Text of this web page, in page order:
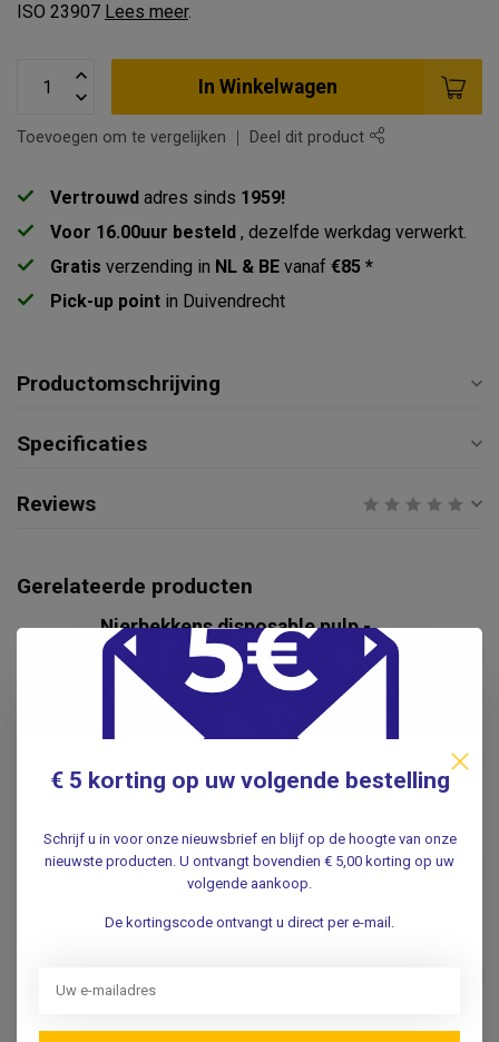
ISO 23907 Lees meer.
In Winkelwagen
Toevoegen om te vergelijken Deel dit product
Vertrouwd adres sinds 1959!
Voor 16.00uur besteld , dezelfde werkdag verwerkt.
Gratis verzending in NL & BE vanaf €85 *
Pick-up point in Duivendrecht
Productomschrijving
Specificaties
Reviews
Gerelateerde producten
Nierbekkens disposable pulp -
50 stuks
€8,95
Alcoholdoekjes - Basic -
.
€3,75
€2,95
Alcoholdoekjes - Soft Zellin -
60x30mm - 100st.
€3,75
.
€ 5 korting op uw volgende bestelling
Schrijf u in voor onze nieuwsbrief en blijf op de hoogte van onze
nieuwste producten. U ontvangt bovendien € 5,00 korting op uw
volgende aankoop.
De kortingscode ontvangt u direct per e-mail.